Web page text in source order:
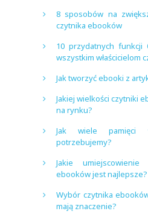
8 sposobów na
czytnika ebooków
10 przydatnych funkcji
wszystkim właścicielom
Jak tworzyć ebooki z
Jakiej wielkości czytniki
na rynku?
Jak wiele pamięci
potrzebujemy?
Jakie
ebooków jest najlepsze?
Wybór czytnika
mają znaczenie?